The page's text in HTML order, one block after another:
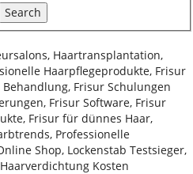
Search
Haartransplantation,
Haarpflegeprodukte, Frisur
Frisur Schulungen
Frisur Software, Frisur
Frisur für dünnes Haar,
Professionelle
Shop, Lockenstab Testsieger,
Kosten